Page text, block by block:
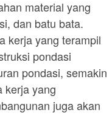
material yang
dan batu bata.
kerja yang terampil
pondasi
pondasi, semakin
kerja yang
juga akan